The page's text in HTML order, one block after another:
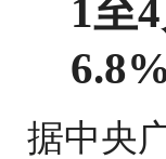
1至
据中央